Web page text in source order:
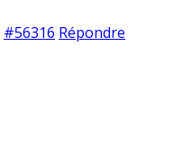
#56316 Répondre